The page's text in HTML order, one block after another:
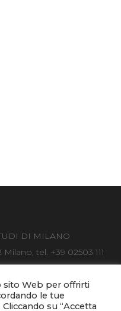
DI MILANO
tel. +39 02503 111
Certificata
03064870151
-Note legali
sito Web per offrirti
le tue
su “Accetta